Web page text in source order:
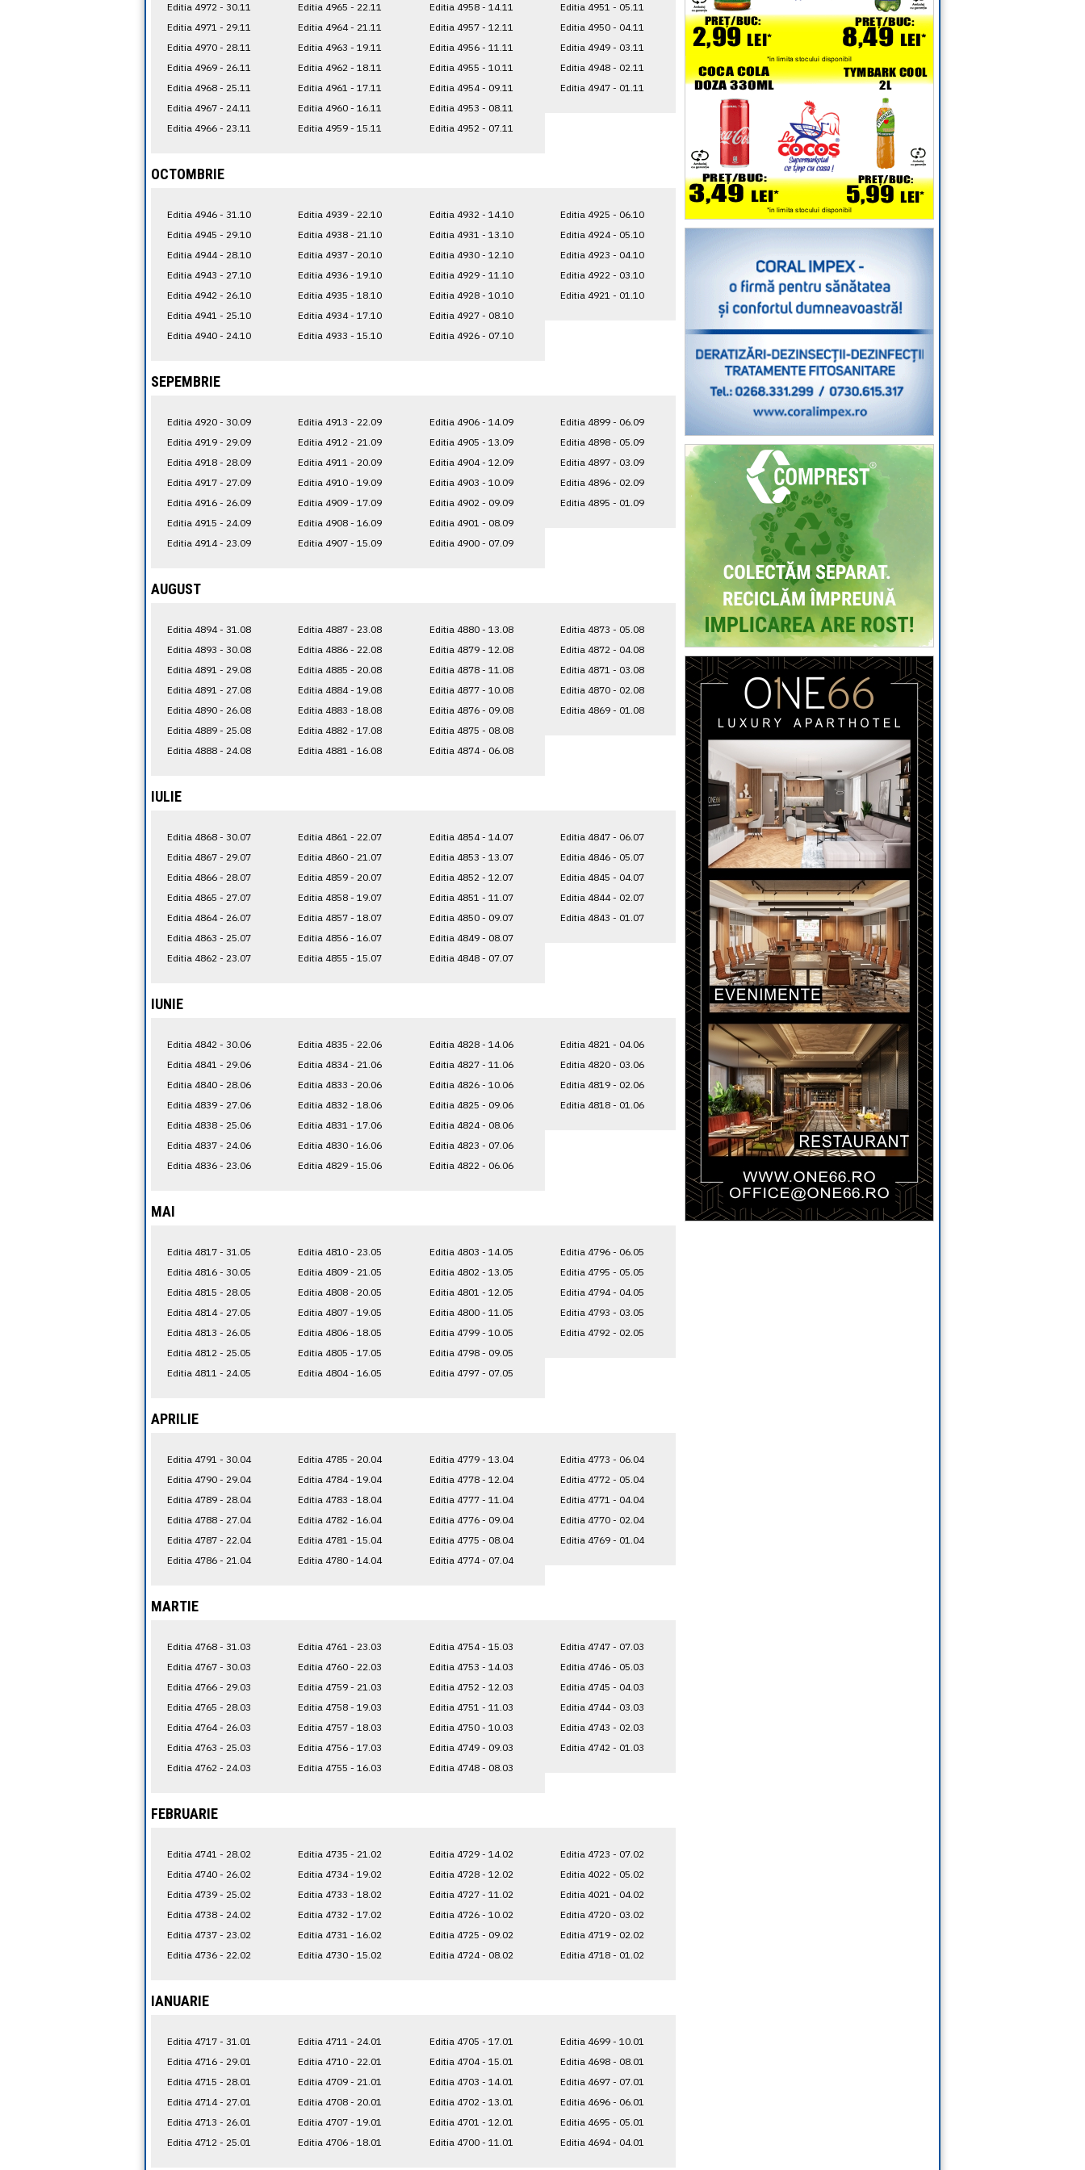
Editia 4972 - 30.11
Editia 4971 - 29.11
Editia 4970 - 28.11
Editia 4969 - 26.11
Editia 4968 - 25.11
Editia 4967 - 24.11
Editia 4966 - 23.11
Editia 4965 - 22.11
Editia 4964 - 21.11
Editia 4963 - 19.11
Editia 4962 - 18.11
Editia 4961 - 17.11
Editia 4960 - 16.11
Editia 4959 - 15.11
Editia 4958 - 14.11
Editia 4957 - 12.11
Editia 4956 - 11.11
Editia 4955 - 10.11
Editia 4954 - 09.11
Editia 4953 - 08.11
Editia 4952 - 07.11
Editia 4951 - 05.11
Editia 4950 - 04.11
Editia 4949 - 03.11
Editia 4948 - 02.11
Editia 4947 - 01.11
OCTOMBRIE
Editia 4946 - 31.10
Editia 4945 - 29.10
Editia 4944 - 28.10
Editia 4943 - 27.10
Editia 4942 - 26.10
Editia 4941 - 25.10
Editia 4940 - 24.10
Editia 4939 - 22.10
Editia 4938 - 21.10
Editia 4937 - 20.10
Editia 4936 - 19.10
Editia 4935 - 18.10
Editia 4934 - 17.10
Editia 4933 - 15.10
Editia 4932 - 14.10
Editia 4931 - 13.10
Editia 4930 - 12.10
Editia 4929 - 11.10
Editia 4928 - 10.10
Editia 4927 - 08.10
Editia 4926 - 07.10
Editia 4925 - 06.10
Editia 4924 - 05.10
Editia 4923 - 04.10
Editia 4922 - 03.10
Editia 4921 - 01.10
SEPEMBRIE
Editia 4920 - 30.09
Editia 4919 - 29.09
Editia 4918 - 28.09
Editia 4917 - 27.09
Editia 4916 - 26.09
Editia 4915 - 24.09
Editia 4914 - 23.09
Editia 4913 - 22.09
Editia 4912 - 21.09
Editia 4911 - 20.09
Editia 4910 - 19.09
Editia 4909 - 17.09
Editia 4908 - 16.09
Editia 4907 - 15.09
Editia 4906 - 14.09
Editia 4905 - 13.09
Editia 4904 - 12.09
Editia 4903 - 10.09
Editia 4902 - 09.09
Editia 4901 - 08.09
Editia 4900 - 07.09
Editia 4899 - 06.09
Editia 4898 - 05.09
Editia 4897 - 03.09
Editia 4896 - 02.09
Editia 4895 - 01.09
AUGUST
Editia 4894 - 31.08
Editia 4893 - 30.08
Editia 4891 - 29.08
Editia 4891 - 27.08
Editia 4890 - 26.08
Editia 4889 - 25.08
Editia 4888 - 24.08
Editia 4887 - 23.08
Editia 4886 - 22.08
Editia 4885 - 20.08
Editia 4884 - 19.08
Editia 4883 - 18.08
Editia 4882 - 17.08
Editia 4881 - 16.08
Editia 4880 - 13.08
Editia 4879 - 12.08
Editia 4878 - 11.08
Editia 4877 - 10.08
Editia 4876 - 09.08
Editia 4875 - 08.08
Editia 4874 - 06.08
Editia 4873 - 05.08
Editia 4872 - 04.08
Editia 4871 - 03.08
Editia 4870 - 02.08
Editia 4869 - 01.08
IULIE
Editia 4868 - 30.07
Editia 4867 - 29.07
Editia 4866 - 28.07
Editia 4865 - 27.07
Editia 4864 - 26.07
Editia 4863 - 25.07
Editia 4862 - 23.07
Editia 4861 - 22.07
Editia 4860 - 21.07
Editia 4859 - 20.07
Editia 4858 - 19.07
Editia 4857 - 18.07
Editia 4856 - 16.07
Editia 4855 - 15.07
Editia 4854 - 14.07
Editia 4853 - 13.07
Editia 4852 - 12.07
Editia 4851 - 11.07
Editia 4850 - 09.07
Editia 4849 - 08.07
Editia 4848 - 07.07
Editia 4847 - 06.07
Editia 4846 - 05.07
Editia 4845 - 04.07
Editia 4844 - 02.07
Editia 4843 - 01.07
IUNIE
Editia 4842 - 30.06
Editia 4841 - 29.06
Editia 4840 - 28.06
Editia 4839 - 27.06
Editia 4838 - 25.06
Editia 4837 - 24.06
Editia 4836 - 23.06
Editia 4835 - 22.06
Editia 4834 - 21.06
Editia 4833 - 20.06
Editia 4832 - 18.06
Editia 4831 - 17.06
Editia 4830 - 16.06
Editia 4829 - 15.06
Editia 4828 - 14.06
Editia 4827 - 11.06
Editia 4826 - 10.06
Editia 4825 - 09.06
Editia 4824 - 08.06
Editia 4823 - 07.06
Editia 4822 - 06.06
Editia 4821 - 04.06
Editia 4820 - 03.06
Editia 4819 - 02.06
Editia 4818 - 01.06
MAI
Editia 4817 - 31.05
Editia 4816 - 30.05
Editia 4815 - 28.05
Editia 4814 - 27.05
Editia 4813 - 26.05
Editia 4812 - 25.05
Editia 4811 - 24.05
Editia 4810 - 23.05
Editia 4809 - 21.05
Editia 4808 - 20.05
Editia 4807 - 19.05
Editia 4806 - 18.05
Editia 4805 - 17.05
Editia 4804 - 16.05
Editia 4803 - 14.05
Editia 4802 - 13.05
Editia 4801 - 12.05
Editia 4800 - 11.05
Editia 4799 - 10.05
Editia 4798 - 09.05
Editia 4797 - 07.05
Editia 4796 - 06.05
Editia 4795 - 05.05
Editia 4794 - 04.05
Editia 4793 - 03.05
Editia 4792 - 02.05
APRILIE
Editia 4791 - 30.04
Editia 4790 - 29.04
Editia 4789 - 28.04
Editia 4788 - 27.04
Editia 4787 - 22.04
Editia 4786 - 21.04
Editia 4785 - 20.04
Editia 4784 - 19.04
Editia 4783 - 18.04
Editia 4782 - 16.04
Editia 4781 - 15.04
Editia 4780 - 14.04
Editia 4779 - 13.04
Editia 4778 - 12.04
Editia 4777 - 11.04
Editia 4776 - 09.04
Editia 4775 - 08.04
Editia 4774 - 07.04
Editia 4773 - 06.04
Editia 4772 - 05.04
Editia 4771 - 04.04
Editia 4770 - 02.04
Editia 4769 - 01.04
MARTIE
Editia 4768 - 31.03
Editia 4767 - 30.03
Editia 4766 - 29.03
Editia 4765 - 28.03
Editia 4764 - 26.03
Editia 4763 - 25.03
Editia 4762 - 24.03
Editia 4761 - 23.03
Editia 4760 - 22.03
Editia 4759 - 21.03
Editia 4758 - 19.03
Editia 4757 - 18.03
Editia 4756 - 17.03
Editia 4755 - 16.03
Editia 4754 - 15.03
Editia 4753 - 14.03
Editia 4752 - 12.03
Editia 4751 - 11.03
Editia 4750 - 10.03
Editia 4749 - 09.03
Editia 4748 - 08.03
Editia 4747 - 07.03
Editia 4746 - 05.03
Editia 4745 - 04.03
Editia 4744 - 03.03
Editia 4743 - 02.03
Editia 4742 - 01.03
FEBRUARIE
Editia 4741 - 28.02
Editia 4740 - 26.02
Editia 4739 - 25.02
Editia 4738 - 24.02
Editia 4737 - 23.02
Editia 4736 - 22.02
Editia 4735 - 21.02
Editia 4734 - 19.02
Editia 4733 - 18.02
Editia 4732 - 17.02
Editia 4731 - 16.02
Editia 4730 - 15.02
Editia 4729 - 14.02
Editia 4728 - 12.02
Editia 4727 - 11.02
Editia 4726 - 10.02
Editia 4725 - 09.02
Editia 4724 - 08.02
Editia 4723 - 07.02
Editia 4022 - 05.02
Editia 4021 - 04.02
Editia 4720 - 03.02
Editia 4719 - 02.02
Editia 4718 - 01.02
IANUARIE
Editia 4717 - 31.01
Editia 4716 - 29.01
Editia 4715 - 28.01
Editia 4714 - 27.01
Editia 4713 - 26.01
Editia 4712 - 25.01
Editia 4711 - 24.01
Editia 4710 - 22.01
Editia 4709 - 21.01
Editia 4708 - 20.01
Editia 4707 - 19.01
Editia 4706 - 18.01
Editia 4705 - 17.01
Editia 4704 - 15.01
Editia 4703 - 14.01
Editia 4702 - 13.01
Editia 4701 - 12.01
Editia 4700 - 11.01
Editia 4699 - 10.01
Editia 4698 - 08.01
Editia 4697 - 07.01
Editia 4696 - 06.01
Editia 4695 - 05.01
Editia 4694 - 04.01